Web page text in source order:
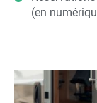
(en